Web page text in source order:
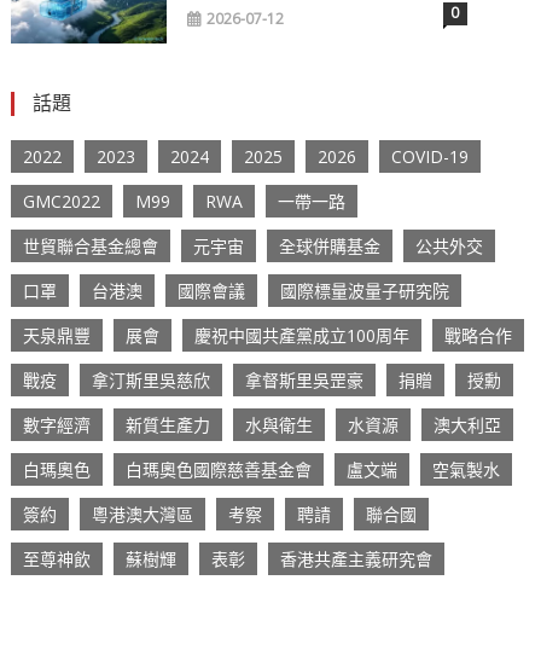
2026-07-12 0
話題
2022 2023 2024 2025 2026
COVID-19
GMC2022
M99 RWA
一帶一路
世貿聯合基金總會
元宇宙 全球併購基金
公共外交
口罩
台港澳 國際會議
國際標量波量子研究院
天泉鼎豐
展會 慶祝中國共產黨成立100周年
戰略合作
戰疫
拿汀斯里吳慈欣 拿督斯里吳罡豪 捐贈
授勳
數字經濟
新質生產力 水與衛生 水資源
澳大利亞
白瑪奧色
白瑪奧色國際慈善基金會 盧文端
空氣製水
簽約
粵港澳大灣區 考察 聘請
聯合國
至尊神飲
蘇樹輝 表彰 香港共產主義研究會